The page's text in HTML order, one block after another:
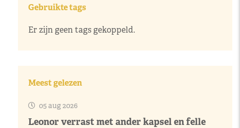
Gebruikte tags
Er zijn geen tags gekoppeld.
Meest gelezen
05 aug 2026
Leonor verrast met ander kapsel en felle